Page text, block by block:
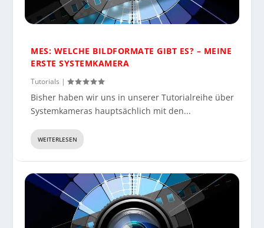
MES: WELCHE BILDFORMATE GIBT ES? – MEINE
ERSTE SYSTEMKAMERA
Tutorials |
Bisher haben wir uns in unserer Tutorialreihe über
Systemkameras hauptsächlich mit den...
WEITERLESEN